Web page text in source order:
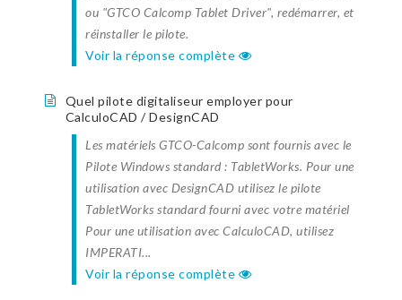
ou "GTCO Calcomp Tablet Driver", redémarrer, et
réinstaller le pilote.
Voir la réponse complète
Quel pilote digitaliseur employer pour
CalculoCAD / DesignCAD
Les matériels GTCO-Calcomp sont fournis avec le
Pilote Windows standard : TabletWorks. Pour une
utilisation avec DesignCAD utilisez le pilote
TabletWorks standard fourni avec votre matériel
Pour une utilisation avec CalculoCAD, utilisez
IMPERATI...
Voir la réponse complète